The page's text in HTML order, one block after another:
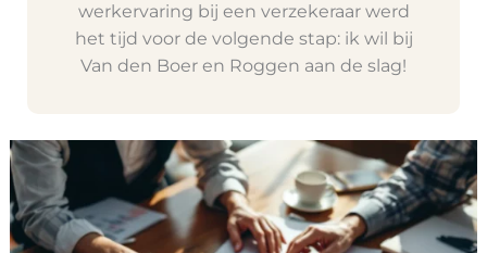
werkervaring bij een verzekeraar werd
het tijd voor de volgende stap: ik wil bij
Van den Boer en Roggen aan de slag!